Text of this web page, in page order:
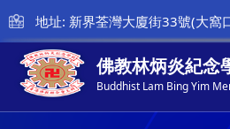
地址: 新界荃灣大廈街33號(大窩
佛教林炳炎紀念
Buddhist Lam Bing Yim